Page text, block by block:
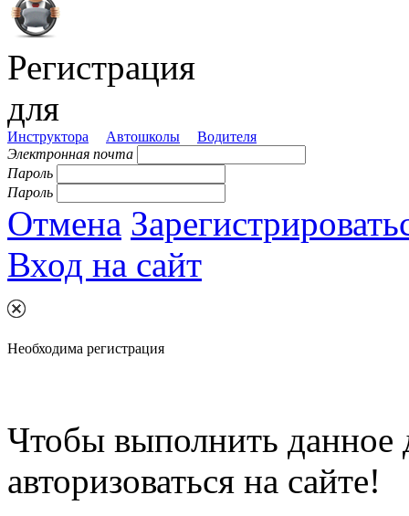
Регистрация
для
Инструктора Автошколы
Водителя
Электронная почта
Пароль
Пароль
Отмена
Вход на сайт
Необходима регистрация
Чтобы выполнить данное
авторизоваться на сайте!